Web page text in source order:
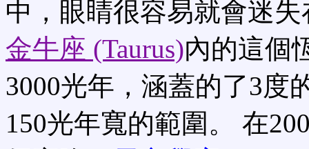
中，眼睛很容易就會迷
金牛座 (Taurus)內的這個
3000光年，涵蓋的了3度
150光年寬的範圍。 在